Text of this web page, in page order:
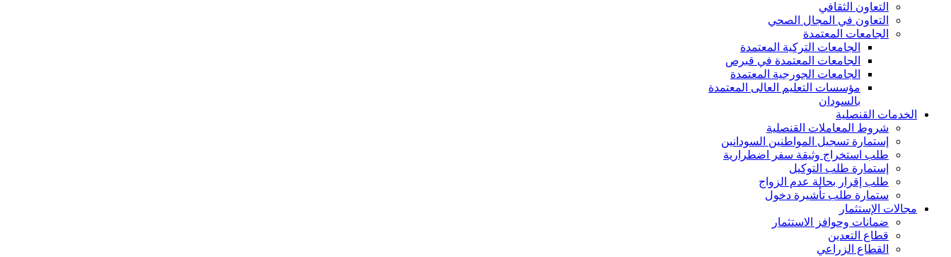
التعاون الثقافي
التعاون في المجال الصحي
الجامعات المعتمدة
الجامعات التركية المعتمدة
الجامعات المعتمدة في قبرص
الجامعات الجورجية المعتمدة
مؤسسات التعليم العالى المعتمدة
بالسودان
الخدمات القنصلية
شروط المعاملات القنصلية
إستمارة تسجيل المواطنين السودانين
طلب استخراج وثيقة سفر اضطرارية
إستمارة طلب التوكيل
طلب إقرار بحالة عدم الزواج
ستمارة طلب تأشيرة دخول
مجالات الإستثمار
ضمانات وحوافز الاستثمار
قطاع التعدين
القطاع الزراعي